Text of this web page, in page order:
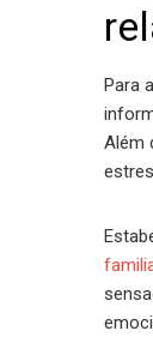
Para
Além